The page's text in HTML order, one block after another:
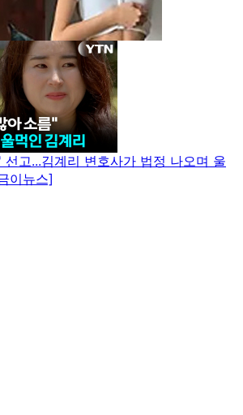
고...김계리 변호사가 법정 나오며 울
이뉴스]